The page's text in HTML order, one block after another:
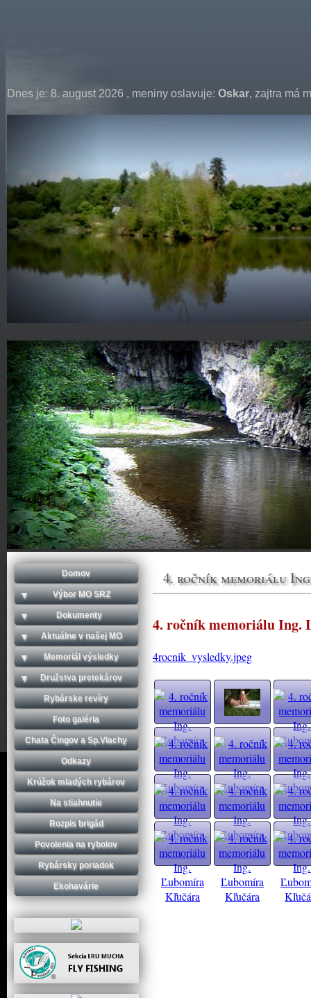
Dnes je: 8. august 2026 , meniny oslavuje: Oskar, zajtra má
Domov
Výbor MO SRZ
Dokumenty
Aktuálne v našej MO
Memoriál výsledky
Družstva pretekárov
Rybárske revíry
Foto galéria
Chata Čingov a Sp.Vlachy
Odkazy
Krúžok mladých rybárov
Na stiahnutie
Rozpis brigád
Povolenia na rybolov
Rybársky poriadok
Ekohavárie
4. ročník memoriálu
4. ročník memoriálu Ing.
4rocnik_vysledky.jpeg